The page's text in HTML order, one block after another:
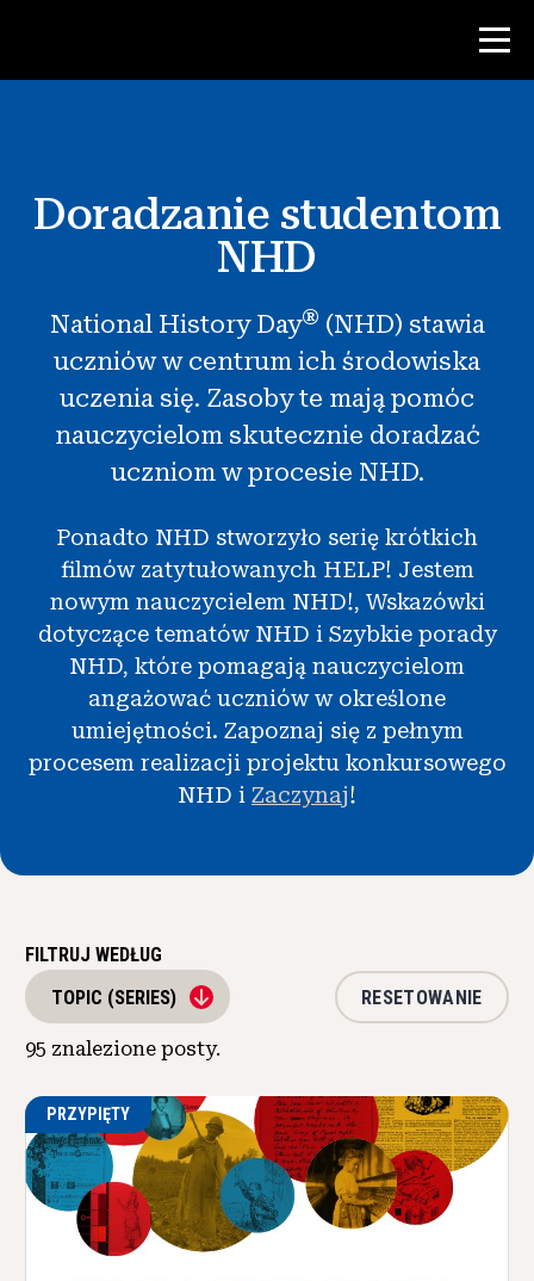
Zasoby dla nauczycieli
Kursy
Instytuty
Nauczanie umiejętności badawczych
Doradzanie studentom NHD
Wiadomości i wydarzenia
O NHD
Zaangażować się
Doradzanie studentom
NHD
National History Day® (NHD) stawia
uczniów w centrum ich środowiska
uczenia się. Zasoby te mają pomóc
nauczycielom skutecznie doradzać
uczniom w procesie NHD.
Ponadto NHD stworzyło serię krótkich
filmów zatytułowanych HELP! Jestem
nowym nauczycielem NHD!, Wskazówki
dotyczące tematów NHD i Szybkie porady
NHD, które pomagają nauczycielom
angażować uczniów w określone
umiejętności. Zapoznaj się z pełnym
procesem realizacji projektu konkursowego
NHD i Zaczynaj!
FILTRUJ WEDŁUG
TOPIC (SERIES)
95 znalezione posty.
RESETOWANIE
PRZYPIĘTY